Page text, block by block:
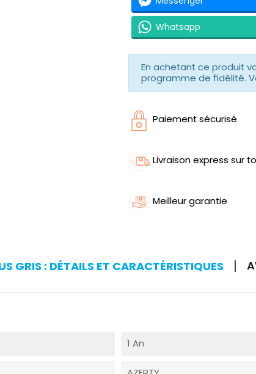
Whatsapp
En achetant ce produit
programme de fidélité.
Paiement sécurisé
Livraison express sur
Meilleur garantie
GRIS : DÉTAILS ET CARACTÉRISTIQUES
1 An